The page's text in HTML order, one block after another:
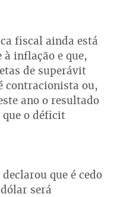
fiscal ainda está
inflação e que,
de superávit
ou,
ano o resultado
o déficit
que é cedo
será